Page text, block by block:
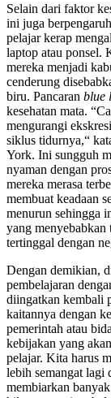
Selain dari faktor
ini juga
pelajar kerap
laptop atau ponsel.
mereka menjadi
cenderung
biru. Pancaran blue
kesehatan mata.
mengurangi
siklus tidurnya,“
York. Ini sungguh
nyaman dengan
mereka merasa
membuat keadaan
menurun sehingga
yang menyebabkan
tertinggal dengan
Dengan demikian,
pembelajaran
diingatkan kembali
kaitannya dengan
pemerintah atau
kebijakan yang
pelajar. Kita harus
lebih semangat lagi
membiarkan